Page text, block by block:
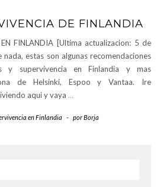
DE FINLANDIA
FINLANDIA [Ultima actualizacion: 5 de
estas son algunas recomendaciones
y supervivencia en Finlandia y mas
de Helsinki, Espoo y Vantaa. Ire
aqui y vaya …
en Finlandia - porBorja